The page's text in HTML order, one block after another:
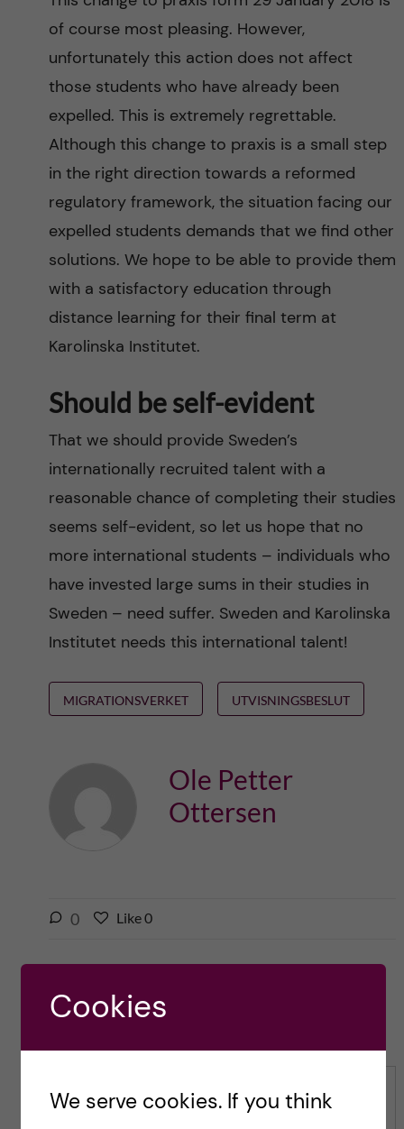
of course most pleasing. However,
unfortunately this action does not affect
those students who have already been
expelled. This is extremely regrettable.
Although this change to praxis is a small step
in the right direction towards a reformed
regulatory framework, the situation facing our
expelled students demands that we find other
solutions. We hope to be able to provide them
with a satisfactory education through
distance learning for their final term at
Karolinska Institutet.
Should be self-evident
That we should provide Sweden’s
internationally recruited talent with a
reasonable chance of completing their studies
seems self-evident, so let us hope that no
more international students – individuals who
have invested large sums in their studies in
Sweden – need suffer. Sweden and Karolinska
Institutet needs this international talent!
MIGRATIONSVERKET UTVISNINGSBESLUT
Ole Petter
Ottersen
0
L
k
t
i
o
Like0l
k
s
h
p
Leave a Comment
Comment
Cookies
We serve cookies. If you think